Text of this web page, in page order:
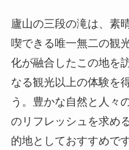
廬山の三段の滝は、素
喫できる唯一無二の観
化が融合したこの地を
なる観光以上の体験を
う。豊かな自然と人々
のリフレッシュを求め
的地としておすすめです